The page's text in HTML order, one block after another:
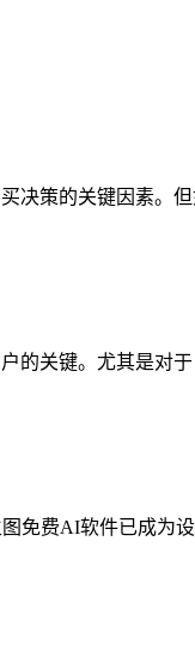
决策的关键因素。
的关键。尤其是对
图免费AI软件已成为